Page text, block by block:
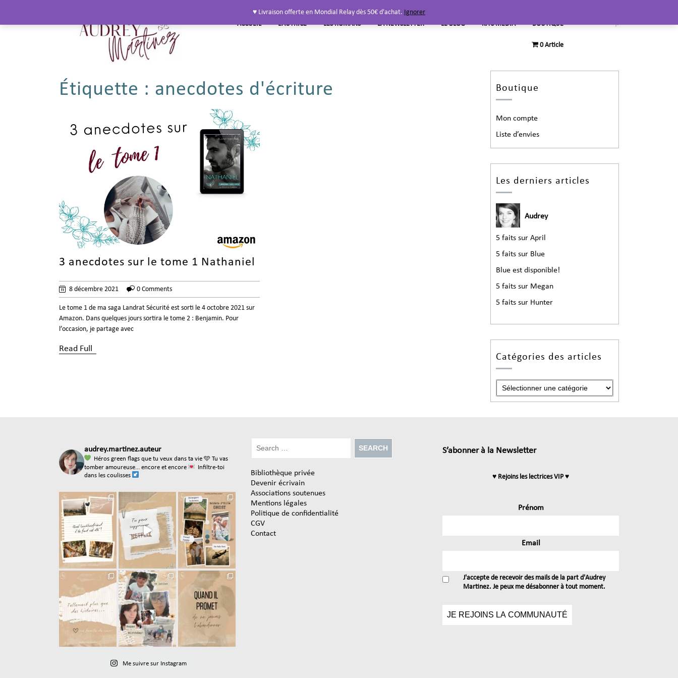
ACCUEIL L’AUTRICE LES ROMANS LA NEWSLETTER LE BLOG KITS MEDIA BOUTIQUE
0 Article
Étiquette : anecdotes d'écriture
3 anecdotes sur le tome 1 Nathaniel
8 décembre 2021 0 Comments
Le tome 1 de ma saga Landrat Sécurité est sorti le 4 octobre 2021 sur
Amazon. Dans quelques jours sortira le tome 2 : Benjamin. Pour
l’occasion, je partage avec
Read Full
Boutique
Mon compte
Liste d’envies
Les derniers articles
Audrey
5 faits sur April
5 faits sur Blue
Blue est disponible!
5 faits sur Megan
5 faits sur Hunter
Catégories des articles
audrey.martinez.auteur
Héros green flags que tu veux dans ta vie 🩵 Tu vas
tomber amoureuse... encore et encore
Infiltre-toi
dans les coulisses
Me suivre sur Instagram
Bibliothèque privée
Devenir écrivain
Associations soutenues
Mentions légales
Politique de confidentialité
CGV
Contact
S’abonner à la Newsletter
♥ Rejoins les lectrices VIP ♥
Prénom
Email
J'accepte de recevoir des mails de la part d'Audrey
Martinez. Je peux me désabonner à tout moment.
♥ Livraison offerte en Mondial Relay dès 50€ d'achat. Ignorer